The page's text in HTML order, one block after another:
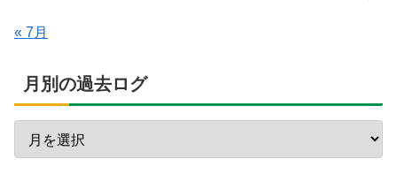
« 7月
月別の過去ログ